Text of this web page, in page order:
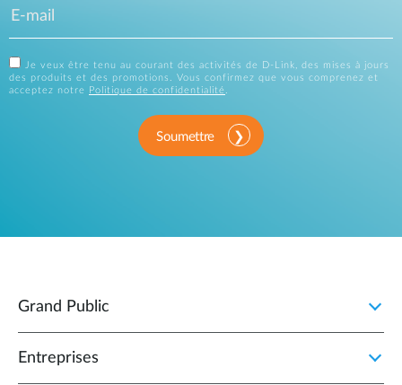
Je veux être tenu au courant des activités de D-Link, des mises à jours
des produits et des promotions. Vous confirmez que vous comprenez et
acceptez notre
Politique de confidentialité.
Soumettre
Grand Public
Entreprises